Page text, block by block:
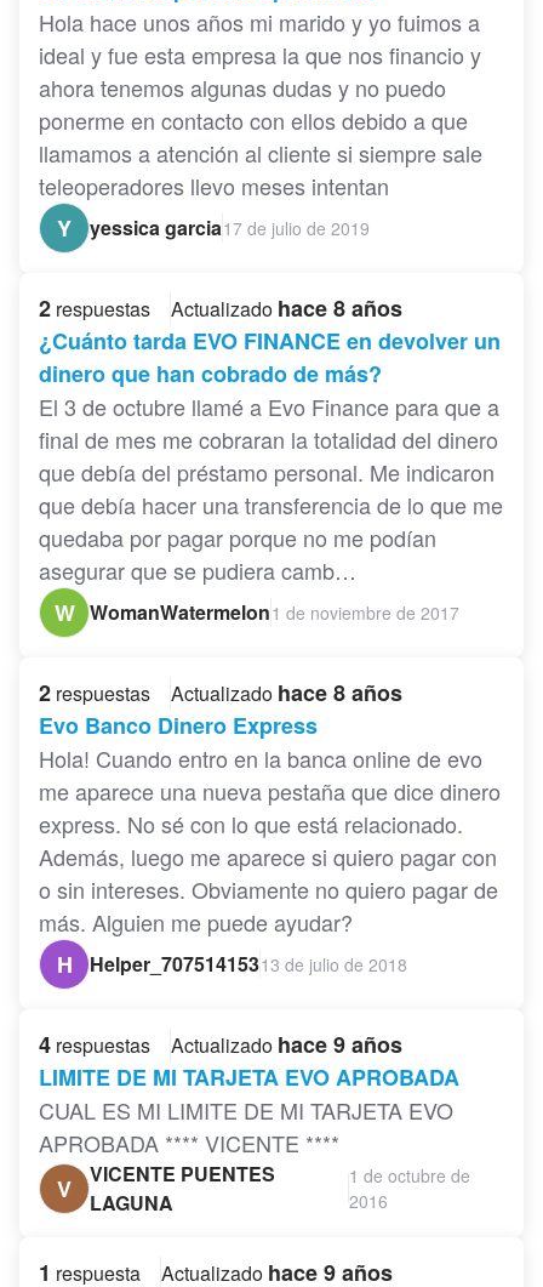
Hola hace unos años mi marido y yo fuimos a
ideal y fue esta empresa la que nos financio y
ahora tenemos algunas dudas y no puedo
ponerme en contacto con ellos debido a que
llamamos a atención al cliente si siempre sale
teleoperadores llevo meses intentan
Y
yessica garcia17 de julio de 2019
2 respuestas Actualizado hace 8 años
¿Cuánto tarda EVO FINANCE en devolver un
dinero que han cobrado de más?
El 3 de octubre llamé a Evo Finance para que a
final de mes me cobraran la totalidad del dinero
que debía del préstamo personal. Me indicaron
que debía hacer una transferencia de lo que me
quedaba por pagar porque no me podían
asegurar que se pudiera camb…
W WomanWatermelon1 de noviembre de 2017
2 respuestas Actualizado hace 8 años
Evo Banco Dinero Express
Hola! Cuando entro en la banca online de evo
me aparece una nueva pestaña que dice dinero
express. No sé con lo que está relacionado.
Además, luego me aparece si quiero pagar con
o sin intereses. Obviamente no quiero pagar de
más. Alguien me puede ayudar?
H
Helper_70751415313 de julio de 2018
4 respuestas Actualizado hace 9 años
LIMITE DE MI TARJETA EVO APROBADA
CUAL ES MI LIMITE DE MI TARJETA EVO
APROBADA **** VICENTE ****
V
VICENTE PUENTES
LAGUNA
1 de octubre de
2016
1 respuesta Actualizado hace 9 años